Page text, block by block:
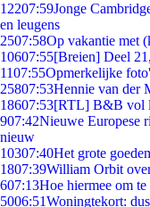
12207:59Jonge
en leugens
2507:58Op vakantie met
10607:55[Breien] Deel
1107:55Opmerkelijke
25807:53Hennie van der
18607:53[RTL] B&B vol
907:42Nieuwe Europese
nieuw
10307:40Het grote
1807:39William Orbit
607:13Hoe hiermee om te
5006:51Woningtekort: